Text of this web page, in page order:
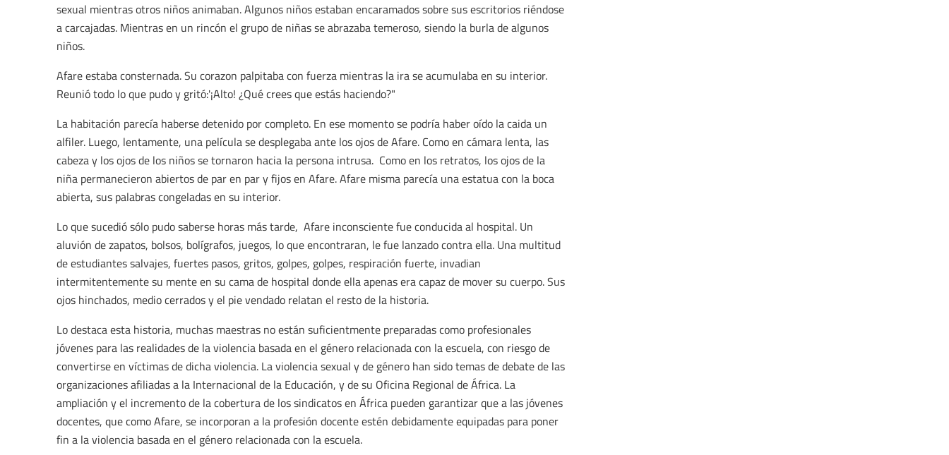
sexual mientras otros niños animaban. Algunos niños estaban encaramados sobre sus escritorios riéndose
a carcajadas. Mientras en un rincón el grupo de niñas se abrazaba temeroso, siendo la burla de algunos
niños.
Afare estaba consternada. Su corazon palpitaba con fuerza mientras la ira se acumulaba en su interior.
Reunió todo lo que pudo y gritó:'¡Alto! ¿Qué crees que estás haciendo?"
La habitación parecía haberse detenido por completo. En ese momento se podría haber oído la caida un
alfiler. Luego, lentamente, una película se desplegaba ante los ojos de Afare. Como en cámara lenta, las
cabeza y los ojos de los niños se tornaron hacia la persona intrusa. Como en los retratos, los ojos de la
niña permanecieron abiertos de par en par y fijos en Afare. Afare misma parecía una estatua con la boca
abierta, sus palabras congeladas en su interior.
Lo que sucedió sólo pudo saberse horas más tarde, Afare inconsciente fue conducida al hospital. Un
aluvión de zapatos, bolsos, bolígrafos, juegos, lo que encontraran, le fue lanzado contra ella. Una multitud
de estudiantes salvajes, fuertes pasos, gritos, golpes, golpes, respiración fuerte, invadian
intermitentemente su mente en su cama de hospital donde ella apenas era capaz de mover su cuerpo. Sus
ojos hinchados, medio cerrados y el pie vendado relatan el resto de la historia.
Lo destaca esta historia, muchas maestras no están suficientmente preparadas como profesionales
jóvenes para las realidades de la violencia basada en el género relacionada con la escuela, con riesgo de
convertirse en víctimas de dicha violencia. La violencia sexual y de género han sido temas de debate de las
organizaciones afiliadas a la Internacional de la Educación, y de su Oficina Regional de África. La
ampliación y el incremento de la cobertura de los sindicatos en África pueden garantizar que a las jóvenes
docentes, que como Afare, se incorporan a la profesión docente estén debidamente equipadas para poner
fin a la violencia basada en el género relacionada con la escuela.